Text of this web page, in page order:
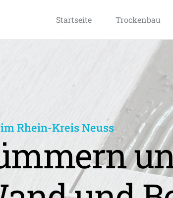
Startseite Trockenbau
Rhein-Kreis Neuss